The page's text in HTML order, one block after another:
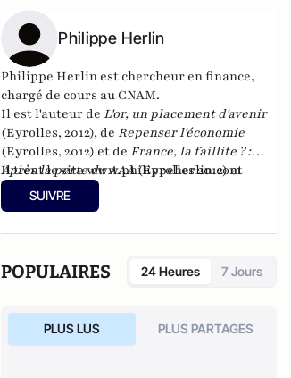
Philippe Herlin
Philippe Herlin est chercheur en finance,
chargé de cours au CNAM.
Il est l'auteur de L'or, un placement d'avenir
(Eyrolles, 2012), de Repenser l'économie
(Eyrolles, 2012) et de France, la faillite ? :
Après la perte du AAA(Eyrolles 2012)et
de
La révolution du Bitcoin et des monnaies
complémentaires : une solution pour
Il tient le sitewww.philippeherlin.com
SUIVRE
POPULAIRES 24 Heures 7 Jours
PLUS LUS PLUS PARTAGES